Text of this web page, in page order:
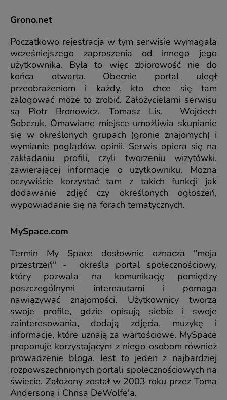
Grono.net
Początkowo rejestracja w tym serwisie wymagała
wcześniejszego zaproszenia od innego jego
użytkownika. Była to więc zbiorowość nie do
końca otwarta. Obecnie portal uległ
przeobrażeniom i każdy, kto chce się tam
zalogować może to zrobić. Założycielami serwisu
są Piotr Bronowicz, Tomasz Lis, Wojciech
Sobczuk. Omawiane miejsce umożliwia skupianie
się w określonych grupach (gronie znajomych) i
wymianie poglądów, opinii. Serwis opiera się na
zakładaniu profili, czyli tworzeniu wizytówki,
zawierającej informacje o użytkowniku. Można
oczywiście korzystać tam z takich funkcji jak
dodawanie zdjęć czy określonych ogłoszeń,
wypowiadanie się na forach tematycznych.
MySpace.com
Termin My Space dosłownie oznacza "moja
przestrzeń" - określa portal społecznościowy,
który pozwala na komunikację pomiędzy
poszczególnymi internautami i pomaga
nawiązywać znajomości. Użytkownicy tworzą
swoje profile, gdzie opisują siebie i swoje
zainteresowania, dodają zdjęcia, muzykę i
informacje, które uznają za wartościowe. MySpace
proponuje korzystającym z niego osobom również
prowadzenie bloga. Jest to jeden z najbardziej
rozpowszechnionych portali społecznościowych na
świecie. Założony został w 2003 roku przez Toma
Andersona i Chrisa DeWolfe'a.